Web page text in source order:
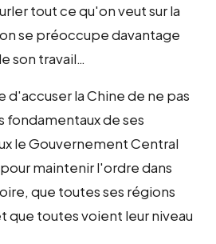
tout ce qu'on veut sur la
se préoccupe davantage
son travail…
d'accuser la Chine de ne pas
de ses
le Gouvernement Central
maintenir l'ordre dans
que toutes ses régions
que toutes voient leur niveau